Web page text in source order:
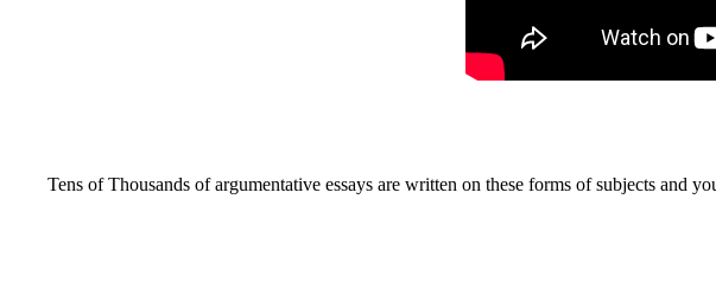
Tens of Thousands of argumentative essays are written on these forms of subjects and